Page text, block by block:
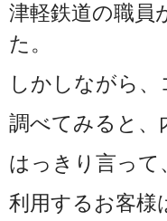
津軽鉄道の職員
た。
しかしながら
調べてみると、
はっきり言って
利用するお客様